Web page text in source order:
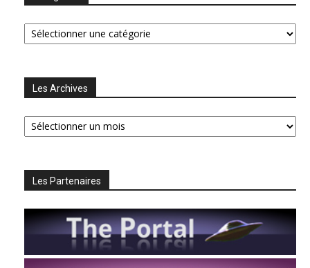
Catégories
Les Archives
Les
Archives
Les Partenaires